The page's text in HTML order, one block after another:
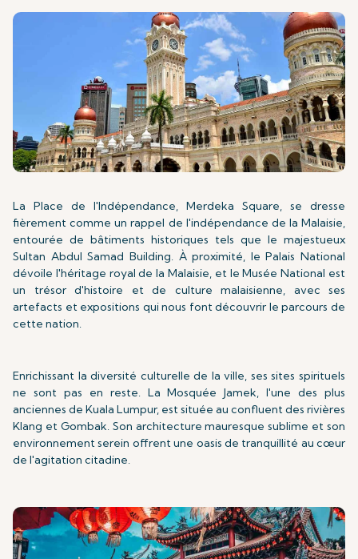
La Place de l'Indépendance, Merdeka Square, se dresse
fièrement comme un rappel de l'indépendance de la Malaisie,
entourée de bâtiments historiques tels que le majestueux
Sultan Abdul Samad Building. À proximité, le Palais National
dévoile l'héritage royal de la Malaisie, et le Musée National est
un trésor d'histoire et de culture malaisienne, avec ses
artefacts et expositions qui nous font découvrir le parcours de
cette nation.
Enrichissant la diversité culturelle de la ville, ses sites spirituels
ne sont pas en reste. La Mosquée Jamek, l'une des plus
anciennes de Kuala Lumpur, est située au confluent des rivières
Klang et Gombak. Son architecture mauresque sublime et son
environnement serein offrent une oasis de tranquillité au cœur
de l'agitation citadine.